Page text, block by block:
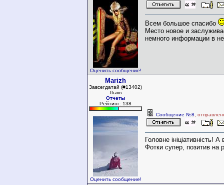
Оценить сообщение!
Всем большое спасибо
Место новое и
немного информации в
Marizh
Завсегдатай (#13402)
Львів
Отчеты
Рейтинг: 138
Оценить сообщение!
Сообщение №8 ,
Головне ініціативність!
Фотки супер, позитив на